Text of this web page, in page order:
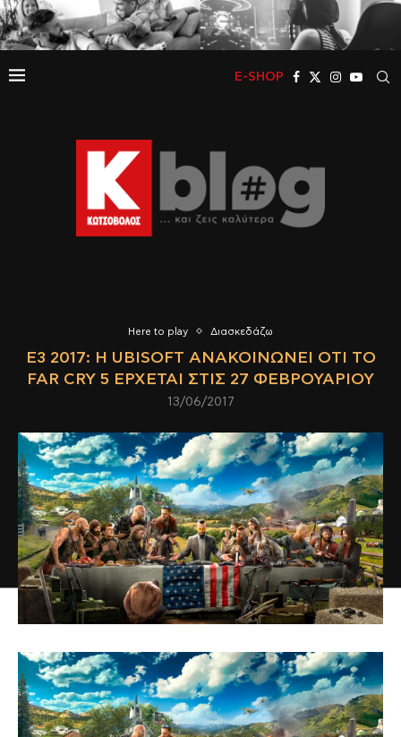
E-SHOP
Here to play Διασκεδάζω
E3 2017: Η UBISOFT ΑΝΑΚΟΙΝΏΝΕΙ ΌΤΙ ΤΟ
FAR CRY 5 ΈΡΧΕΤΑΙ ΣΤΙΣ 27 ΦΕΒΡΟΥΑΡΊΟΥ
13/06/2017